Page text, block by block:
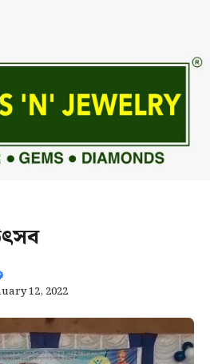
12, 2022